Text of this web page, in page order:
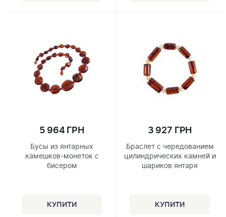
5 964 ГРН
Бусы из янтарных
камешков-монеток с
бисером
3 927 ГРН
Браслет с чередованием
цилиндрических камней и
шариков янтаря